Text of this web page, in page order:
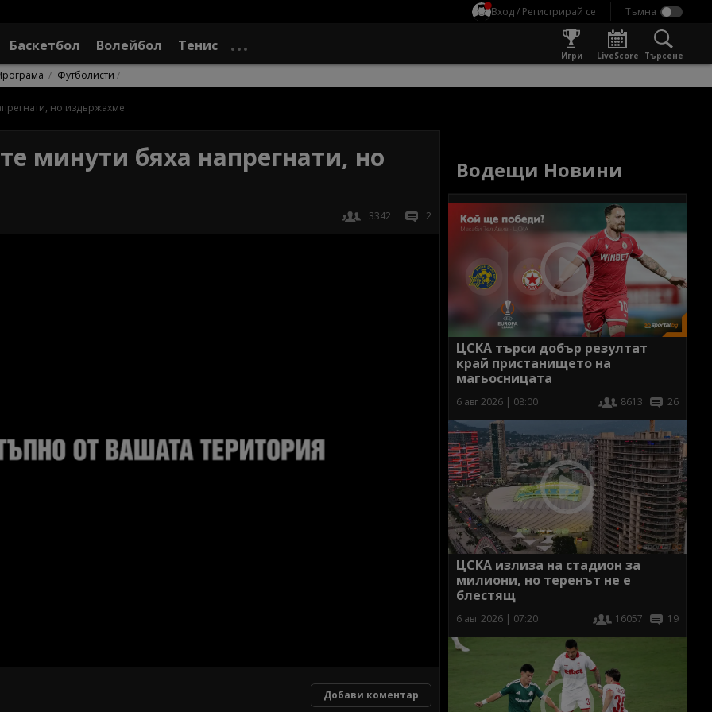
Вход / Регистрирай се
Баскетбол Волейбол Тенис
Игри LiveScore Търсене
Футболисти
но издържахме
минути бяха напрегнати, но
3342 2
Добави коментар
Водещи Новини
ЦСКА търси добър резултат
край пристанището на
магьосницата
6 авг 2026 | 08:00 8613 26
ЦСКА излиза на стадион за
милиони, но теренът не е
блестящ
6 авг 2026 | 07:20 16057 19